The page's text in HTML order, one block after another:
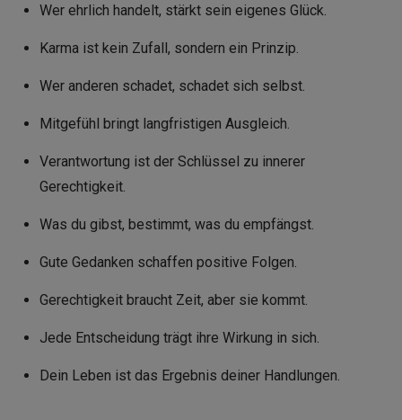
Wer ehrlich handelt, stärkt sein eigenes Glück.
Karma ist kein Zufall, sondern ein Prinzip.
Wer anderen schadet, schadet sich selbst.
Mitgefühl bringt langfristigen Ausgleich.
Verantwortung ist der Schlüssel zu innerer
Gerechtigkeit.
Was du gibst, bestimmt, was du empfängst.
Gute Gedanken schaffen positive Folgen.
Gerechtigkeit braucht Zeit, aber sie kommt.
Jede Entscheidung trägt ihre Wirkung in sich.
Dein Leben ist das Ergebnis deiner Handlungen.